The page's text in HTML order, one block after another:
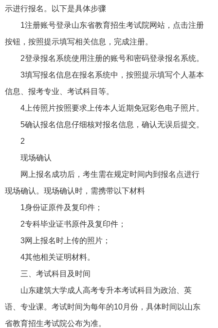
示进行报名。以下是具体步骤
1注册账号登录山东省教育招生考试院网站，点击注册
按钮，按照提示填写相关信息，完成注册。
2登录报名系统使用注册的账号和密码登录报名系统。
3填写报名信息在报名系统中，按照提示填写个人基本
信息、报考专业、考试科目等。
4上传照片按照要求上传本人近期免冠彩色电子照片。
5确认报名信息仔细核对报名信息，确认无误后提交。
2
现场确认
网上报名成功后，考生需在规定时间内到报名点进行
现场确认。现场确认时，需携带以下材料
1身份证原件及复印件；
2专科毕业证书原件及复印件；
3网上报名时上传的照片；
4其他相关证明材料。
三、考试科目及时间
山东建筑大学成人高考专升本考试科目为政治、英
语、专业课。考试时间为每年的10月份，具体时间以山东
省教育招生考试院公布为准。